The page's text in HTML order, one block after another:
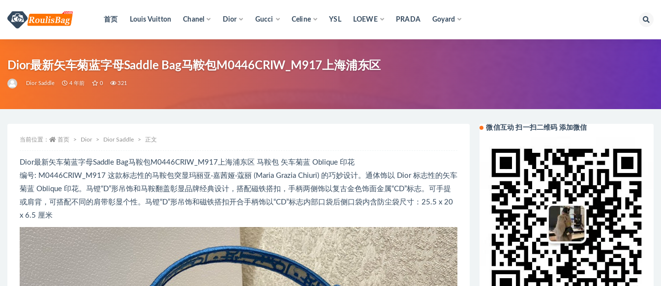
首页 Louis Vuitton Chanel Dior Gucci Celine YSL LOEWE PRADA Goyard
Dior最新矢车菊蓝字母Saddle Bag马鞍包M0446CRIW_M917上海浦东区
Dior Saddle 4 年前 0 321
当前位置： 首页 Dior Dior Saddle 正文
Dior最新矢车菊蓝字母Saddle Bag马鞍包M0446CRIW_M917上海浦东区 马鞍包 矢车菊蓝 Oblique 印花
编号: M0446CRIW_M917 这款标志性的马鞍包突显玛丽亚·嘉茜娅·蔻丽 (Maria Grazia Chiuri) 的巧妙设计。通体饰以 Dior 标志性的矢车
菊蓝 Oblique 印花。马镫“D”形吊饰和马鞍翻盖彰显品牌经典设计，搭配磁铁搭扣，手柄两侧饰以复古金色饰面金属“CD”标志。可手提
或肩背，可搭配不同的肩带彰显个性。马镫“D”形吊饰和磁铁搭扣开合手柄饰以“CD”标志内部口袋后侧口袋内含防尘袋尺寸：25.5 x 20
x 6.5 厘米
微信互动 扫一扫二维码 添加微信